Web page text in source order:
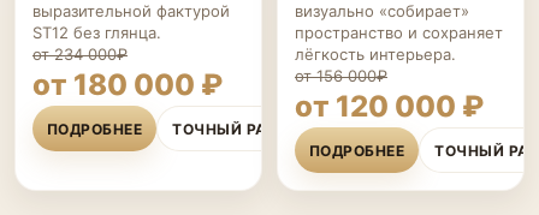
выразительной фактурой
ST12 без глянца.
от 234 000₽
от 180 000 ₽
ПОДРОБНЕЕ ТОЧНЫЙ РАСЧЁТ
визуально «собирает»
пространство и сохраняет
лёгкость интерьера.
от 156 000₽
от 120 000 ₽
ПОДРОБНЕЕ ТОЧНЫЙ